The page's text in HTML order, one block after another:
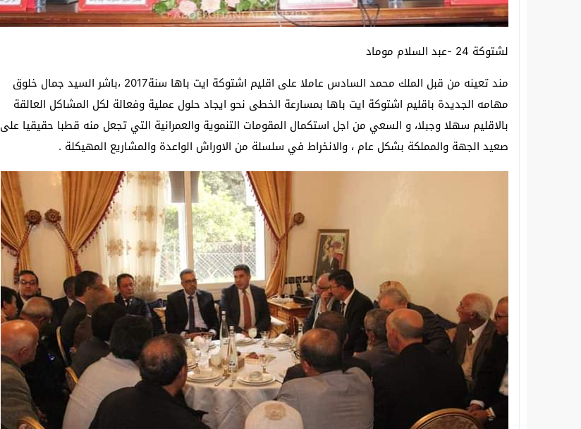
لشتوكة 24 -عبد السلام موماد
مند تعينه من قبل الملك محمد السادس عاملا على اقليم اشتوكة ايت باها سنة2017 ،باشر السيد جمال خلوق
مهامه الجديدة باقليم اشتوكة ايت باها بمسارعة الخطى نحو ايجاد حلول عملية وفعالة لكل المشاكل العالقة
بالاقليم سهلا وجبلا، و السعي من اجل استكمال المقومات التنموية والعمرانية التي تجعل منه قطبا حقيقيا على
صعيد الجهة والمملكة بشكل عام ، والانخراط في سلسلة من الاوراش الواعدة والمشاريع المهيكلة .